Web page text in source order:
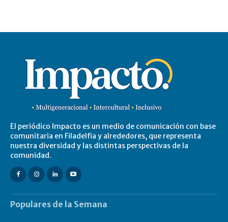
El periódico Impacto es un medio de comunicación con base
comunitaria en Filadelfia y alrededores, que representa
nuestra diversidad y las distintas perspectivas de la
comunidad.
Populares de la Semana